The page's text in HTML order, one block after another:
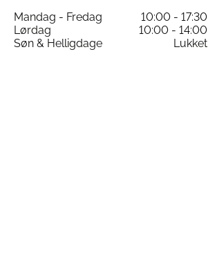
Mandag - Fredag
10:00 - 17:30
Lørdag
10:00 - 14:00
Søn & Helligdage
Lukket